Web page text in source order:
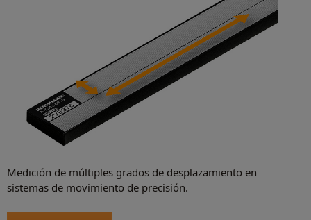
Medición de múltiples grados de desplazamiento en
sistemas de movimiento de precisión.